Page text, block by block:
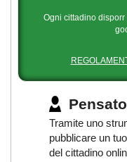
Ogni cittadino
Tramite uno
pubblicare un
del cittadino